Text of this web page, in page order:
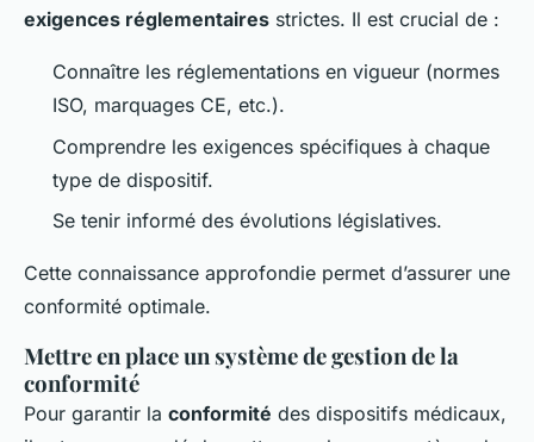
exigences réglementaires strictes. Il est crucial de :
Connaître les réglementations en vigueur (normes
ISO, marquages CE, etc.).
Comprendre les exigences spécifiques à chaque
type de dispositif.
Se tenir informé des évolutions législatives.
Cette connaissance approfondie permet d’assurer une
conformité optimale.
Mettre en place un système de gestion de la
conformité
Pour garantir la conformité des dispositifs médicaux,